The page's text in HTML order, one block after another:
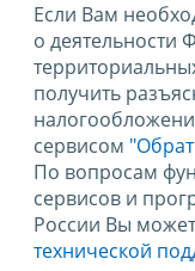
Если Вам
о деятельности
получить
сервисом
По вопросам
сервисов и
России Вы
технической